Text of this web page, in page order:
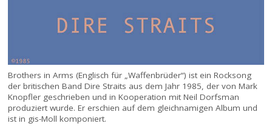
Brothers in Arms (Englisch für „Waffenbrüder“) ist ein Rocksong
der britischen Band Dire Straits aus dem Jahr 1985, der von Mark
Knopfler geschrieben und in Kooperation mit Neil Dorfsman
produziert wurde. Er erschien auf dem gleichnamigen Album und
ist in gis-Moll komponiert.